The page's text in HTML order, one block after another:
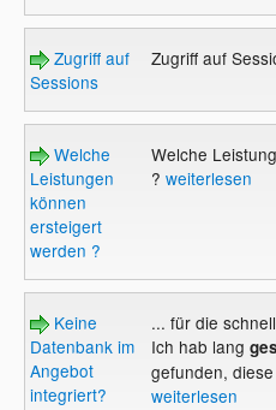
Zugriff auf
Sessions
Zugriff auf
Welche
Leistungen
können
ersteigert
werden ?
Welche
? weiterlesen
Keine
Datenbank im
Angebot
integriert?
... für die
Ich hab lang
gefunden,
weiterlesen